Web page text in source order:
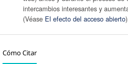
intercambios interesantes y
(Véase El efecto del acceso abierto
Cómo Citar